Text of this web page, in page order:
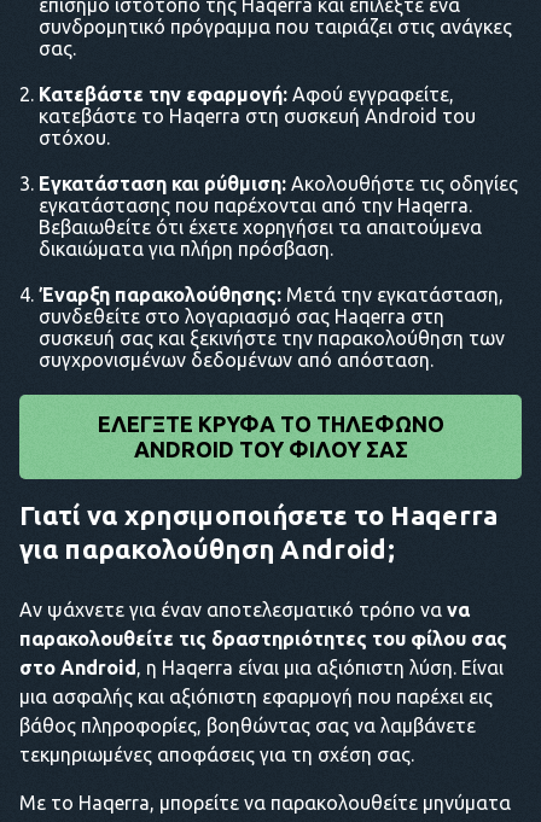
επίσημο ιστότοπο της Haqerra και επιλέξτε ένα
συνδρομητικό πρόγραμμα που ταιριάζει στις ανάγκες
σας.
Κατεβάστε την εφαρμογή: Αφού εγγραφείτε,
κατεβάστε το Haqerra στη συσκευή Android του
στόχου.
Εγκατάσταση και ρύθμιση: Ακολουθήστε τις οδηγίες
εγκατάστασης που παρέχονται από την Haqerra.
Βεβαιωθείτε ότι έχετε χορηγήσει τα απαιτούμενα
δικαιώματα για πλήρη πρόσβαση.
Έναρξη παρακολούθησης: Μετά την εγκατάσταση,
συνδεθείτε στο λογαριασμό σας Haqerra στη
συσκευή σας και ξεκινήστε την παρακολούθηση των
συγχρονισμένων δεδομένων από απόσταση.
ΕΛΈΓΞΤΕ ΚΡΥΦΆ ΤΟ ΤΗΛΈΦΩΝΟ
ANDROID ΤΟΥ ΦΊΛΟΥ ΣΑΣ
Γιατί να χρησιμοποιήσετε το Haqerra
για παρακολούθηση Android;
Αν ψάχνετε για έναν αποτελεσματικό τρόπο να να
παρακολουθείτε τις δραστηριότητες του φίλου σας
στο Android, η Haqerra είναι μια αξιόπιστη λύση. Είναι
μια ασφαλής και αξιόπιστη εφαρμογή που παρέχει εις
βάθος πληροφορίες, βοηθώντας σας να λαμβάνετε
τεκμηριωμένες αποφάσεις για τη σχέση σας.
Με το Haqerra, μπορείτε να παρακολουθείτε μηνύματα